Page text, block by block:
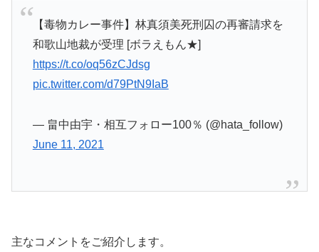
【毒物カレー事件】林真須美死刑囚の再審請求を
和歌山地裁が受理 [ボラえもん★]
https://t.co/oq56zCJdsg
pic.twitter.com/d79PtN9IaB
— 畠中由宇・相互フォロー100％ (@hata_follow)
June 11, 2021
主なコメントをご紹介します。